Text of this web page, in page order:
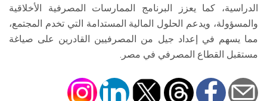
الدراسية، كما يعزز البرنامج الممارسات المصرفية الأخلاقية
والمسؤولة، ويدعم الحلول المالية المستدامة التي تخدم المجتمع،
مما يسهم في إعداد جيل من المصرفيين القادرين على صياغة
مستقبل القطاع المصرفي في مصر.